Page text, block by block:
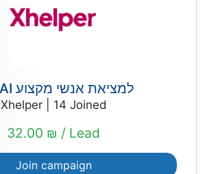
עוזר AI למציאת אנשי מקצוע
Xhelper| 14 Joined
32.00 ₪ / Lead
Join campaign